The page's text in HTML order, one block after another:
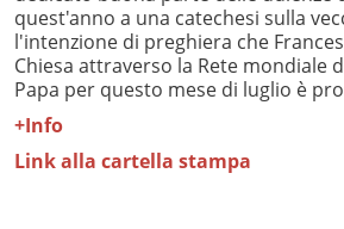
quest'anno a una catechesi sulla
l'intenzione di preghiera che
Chiesa attraverso la Rete mondiale
Papa per questo mese di luglio è
+Info
Link alla cartella stampa